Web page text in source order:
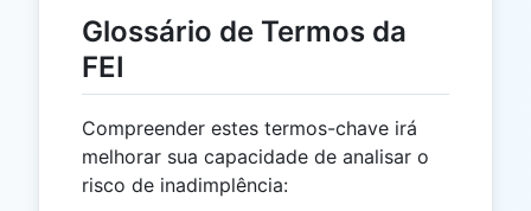
Glossário de Termos da
FEI
Compreender estes termos-chave irá
melhorar sua capacidade de analisar o
risco de inadimplência: